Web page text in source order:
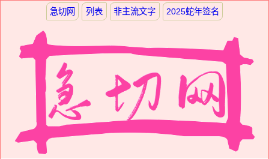
急切网 列表 非主流文字 2025蛇年签名